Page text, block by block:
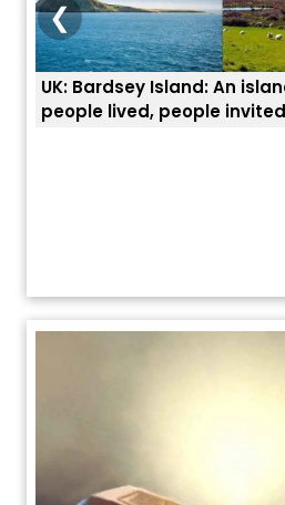
on which only 3
PR
ਭਾਰਤੀਆਂ ਨੂੰ
ਯੂਐੱਸ ਬਾਰਡਰ
❮